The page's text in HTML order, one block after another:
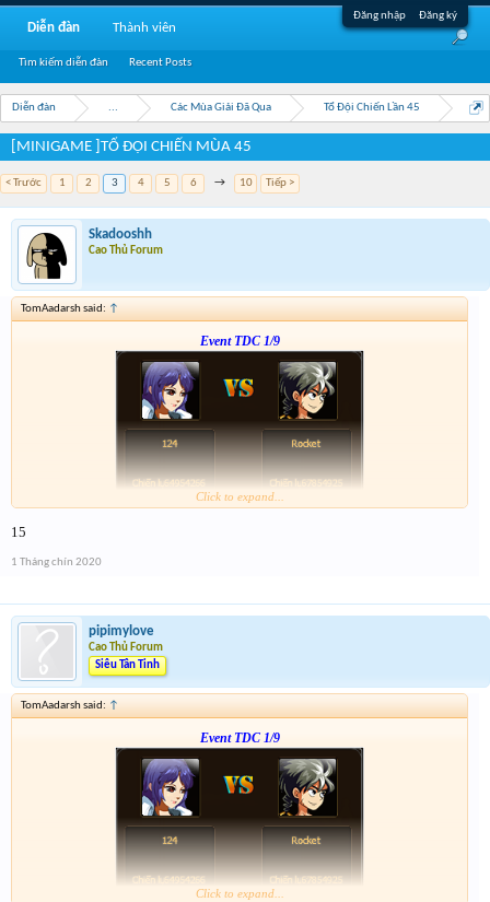
Đăng nhập Đăng ký
Diễn đàn ... Các Mùa Giải Đã Qua Tổ Đội Chiến Lần 45
[MINIGAME ]TỔ ĐỘI CHIẾN MÙA 45
< Trước 1 2 3 4 5 6 → 10 Tiếp >
Skadooshh
Cao Thủ Forum
TomAadarsh said: ↑
Event TDC 1/9
Click to expand...
15
1 Tháng chín 2020
pipimylove
Cao Thủ Forum
Siêu Tân Tinh
TomAadarsh said: ↑
Event TDC 1/9
Click to expand...
Diễn đàn
Tìm kiếm diễn đàn Recent Posts
Thành viên